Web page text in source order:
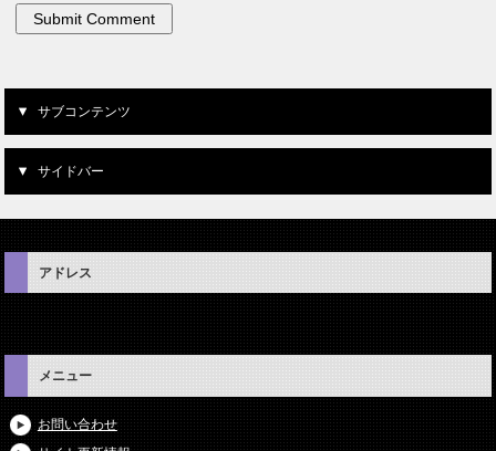
サブコンテンツ
サイドバー
アドレス
メニュー
お問い合わせ